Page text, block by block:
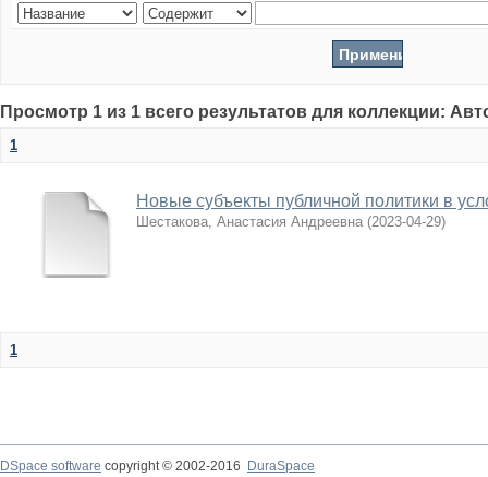
Просмотр 1 из 1 всего результатов для коллекции:
1
Новые субъекты публичной политики в
Шестакова, Анастасия Андреевна (2023-04-29)
1
DSpace software copyright © 2002-2016
DuraSpace